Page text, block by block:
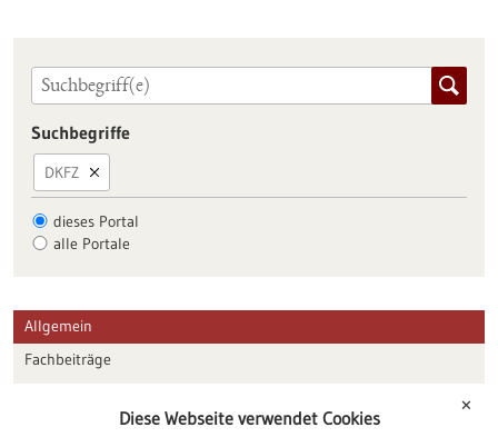
Suchbegriffe
DKFZ
dieses Portal
alle Portale
Allgemein
Fachbeiträge
Veranstaltungen
✕
Diese Webseite verwendet Cookies